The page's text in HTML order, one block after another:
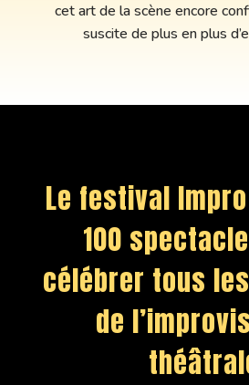
cet art de la scène encore
suscite de plus en plus
Le festival
100
célébrer tous
de